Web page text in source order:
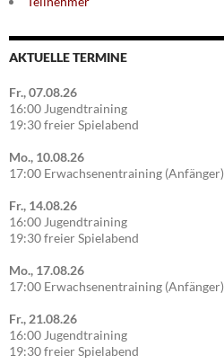
AKTUELLE TERMINE
Fr., 07.08.26
16:00 Jugendtraining
19:30 freier Spielabend
Mo., 10.08.26
17:00 Erwachsenentraining (Anfänger)
Fr., 14.08.26
16:00 Jugendtraining
19:30 freier Spielabend
Mo., 17.08.26
17:00 Erwachsenentraining (Anfänger)
Fr., 21.08.26
16:00 Jugendtraining
19:30 freier Spielabend